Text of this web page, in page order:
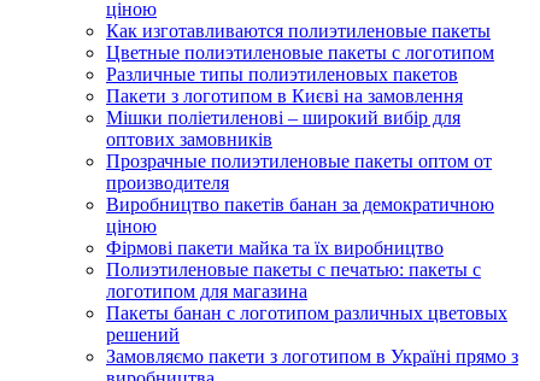
ціною
Как изготавливаются полиэтиленовые пакеты
Цветные полиэтиленовые пакеты с логотипом
Различные типы полиэтиленовых пакетов
Пакети з логотипом в Києві на замовлення
Мішки поліетиленові – широкий вибір для
оптових замовників
Прозрачные полиэтиленовые пакеты оптом от
производителя
Виробництво пакетів банан за демократичною
ціною
Фірмові пакети майка та їх виробництво
Полиэтиленовые пакеты с печатью: пакеты с
логотипом для магазина
Пакеты банан с логотипом различных цветовых
решений
Замовляємо пакети з логотипом в Україні прямо з